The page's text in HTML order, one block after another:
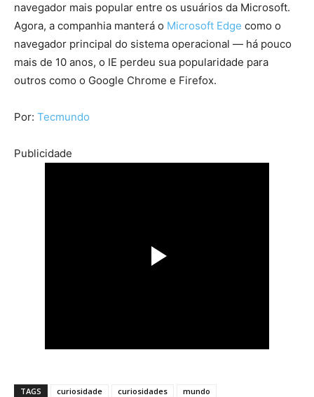
navegador mais popular entre os usuários da Microsoft.
Agora, a companhia manterá o Microsoft Edge como o
navegador principal do sistema operacional — há pouco
mais de 10 anos, o IE perdeu sua popularidade para
outros como o Google Chrome e Firefox.
Por: Tecmundo
Publicidade
TAGS curiosidade curiosidades mundo